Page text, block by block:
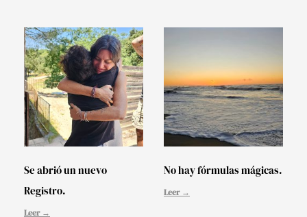
Se abrió un nuevo
Registro.
Leer →
No hay fórmulas mágicas.
Leer →